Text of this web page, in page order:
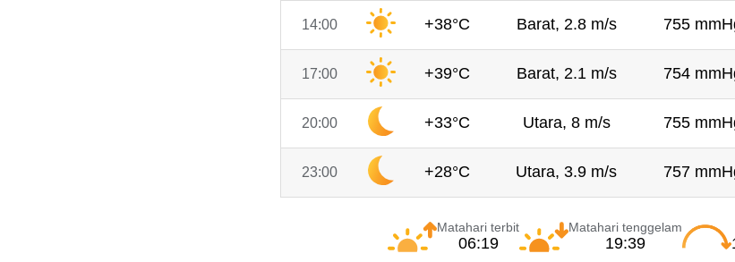
14:00 +38°C Barat, 2.8 m/s 755
17:00 +39°C Barat, 2.1 m/s 754
20:00 +33°C Utara, 8 m/s 755
23:00 +28°C Utara, 3.9 m/s 757
Matahari terbit
06:19
Matahari tenggelam
19:39